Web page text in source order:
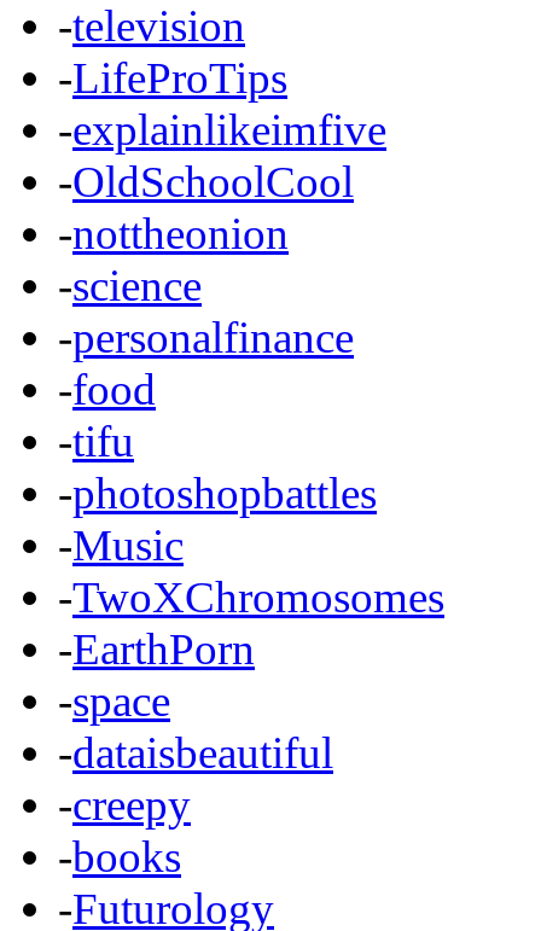
-television
-LifeProTips
-explainlikeimfive
-OldSchoolCool
-nottheonion
-science
-personalfinance
-food
-tifu
-photoshopbattles
-Music
-TwoXChromosomes
-EarthPorn
-space
-dataisbeautiful
-creepy
-books
-Futurology